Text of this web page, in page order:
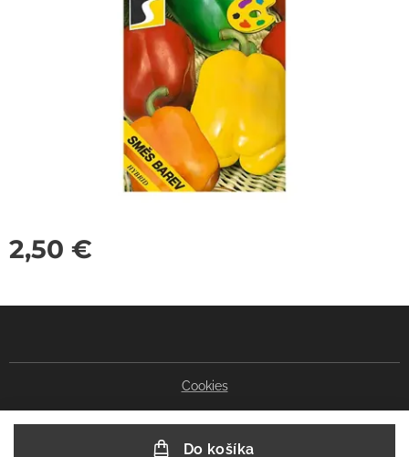
2,50 €
Do košíka
Cookies